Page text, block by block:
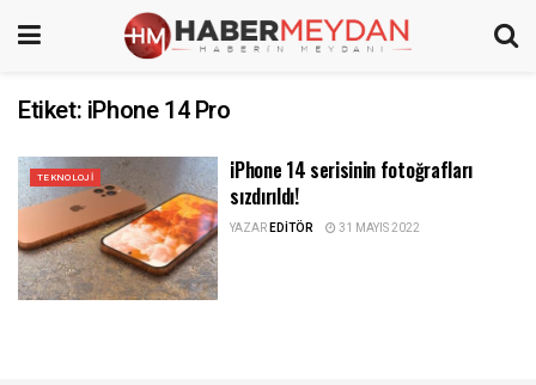
Etiket: iPhone 14 Pro
TEKNOLOJI
iPhone 14 serisinin fotoğrafları
sızdırıldı!
YAZAREDITÖR 31 MAYIS 2022